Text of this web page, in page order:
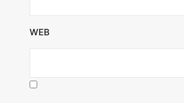
WEB